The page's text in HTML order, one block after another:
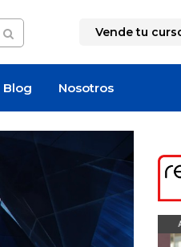
Vende tu
Blog Nosotros